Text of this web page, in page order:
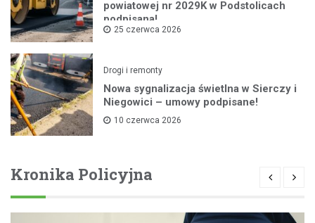
powiatowej nr 2029K w Podstolicach
podpisana!
25 czerwca 2026
Drogi i remonty
Nowa sygnalizacja świetlna w Sierczy i
Niegowici – umowy podpisane!
10 czerwca 2026
Kronika Policyjna